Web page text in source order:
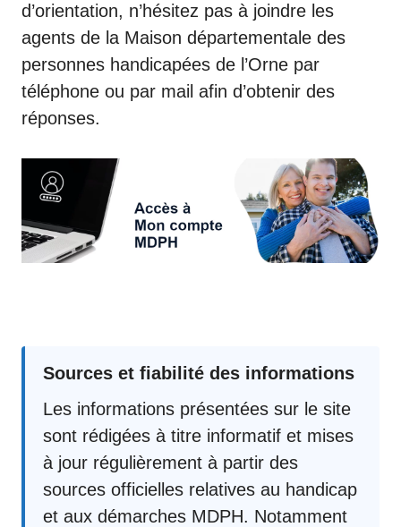
d’orientation, n’hésitez pas à joindre les
agents de la Maison départementale des
personnes handicapées de l’Orne par
téléphone ou par mail afin d’obtenir des
réponses.
Sources et fiabilité des informations
Les informations présentées sur le site
sont rédigées à titre informatif et mises
à jour régulièrement à partir des
sources officielles relatives au handicap
et aux démarches MDPH. Notamment